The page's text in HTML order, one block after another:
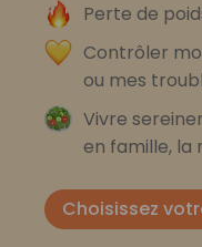
Perte de
Contrôler
ou mes
Vivre
en famille, la
Choisissez